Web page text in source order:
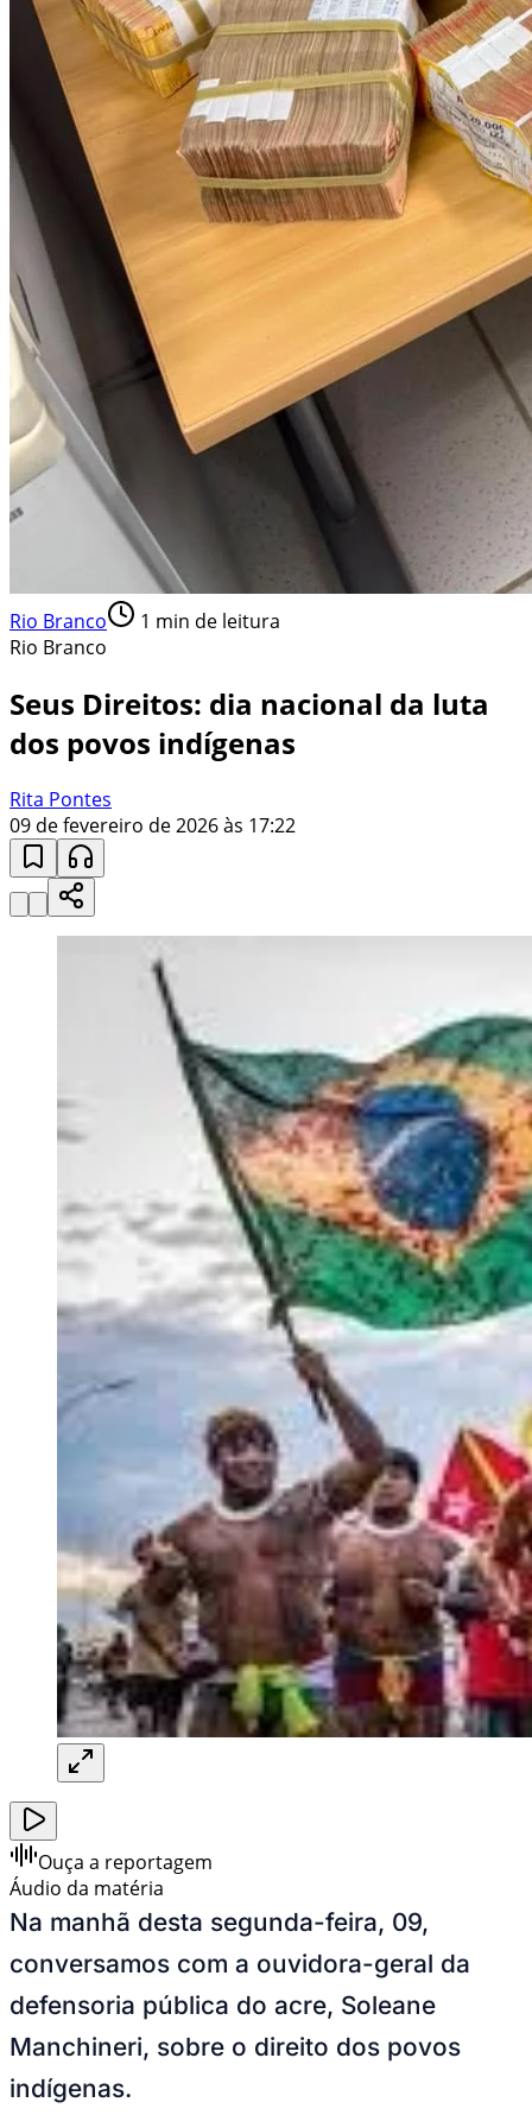
Rio Branco 1 min de leitura
Rio Branco
Seus Direitos: dia nacional da luta
dos povos indígenas
Rita Pontes
09 de fevereiro de 2026 às 17:22
Ouça a reportagem
Áudio da matéria
Na manhã desta segunda-feira, 09,
conversamos com a ouvidora-geral da
defensoria pública do acre, Soleane
Manchineri, sobre o direito dos povos
indígenas.